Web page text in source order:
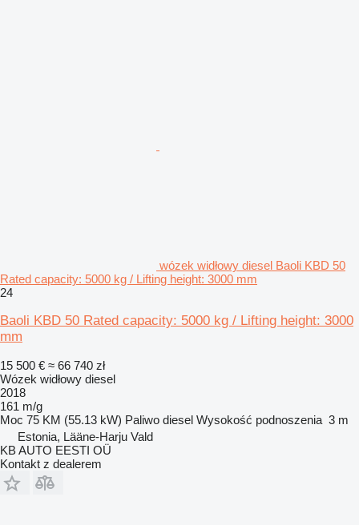
wózek widłowy diesel Baoli KBD 50
Rated capacity: 5000 kg / Lifting height: 3000 mm
24
Baoli KBD 50 Rated capacity: 5000 kg / Lifting height: 3000
mm
15 500 € ≈ 66 740 zł
Wózek widłowy diesel
2018
161 m/g
Moc 75 KM (55.13 kW) Paliwo diesel Wysokość podnoszenia 3 m
Estonia, Lääne-Harju Vald
KB AUTO EESTI OÜ
Kontakt z dealerem